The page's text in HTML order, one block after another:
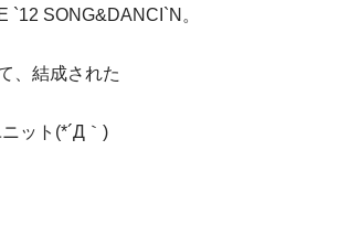
`12 SONG&DANCI`N。
、結成された
ット(*´Д｀)